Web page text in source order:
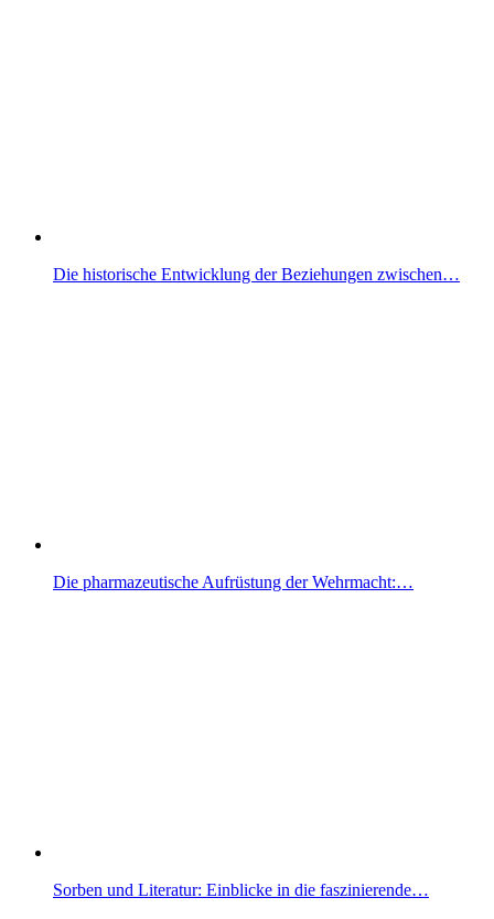
Die historische Entwicklung der Beziehungen zwischen…
Die pharmazeutische Aufrüstung der Wehrmacht:…
Sorben und Literatur: Einblicke in die faszinierende…